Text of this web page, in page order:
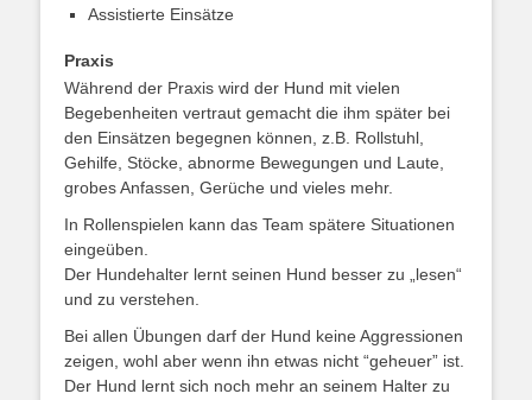
Assistierte Einsätze
Praxis
Während der Praxis wird der Hund mit vielen
Begebenheiten vertraut gemacht die ihm später bei
den Einsätzen begegnen können, z.B. Rollstuhl,
Gehilfe, Stöcke, abnorme Bewegungen und Laute,
grobes Anfassen, Gerüche und vieles mehr.
In Rollenspielen kann das Team spätere Situationen
eingeüben.
Der Hundehalter lernt seinen Hund besser zu „lesen“
und zu verstehen.
Bei allen Übungen darf der Hund keine Aggressionen
zeigen, wohl aber wenn ihn etwas nicht “geheuer” ist.
Der Hund lernt sich noch mehr an seinem Halter zu